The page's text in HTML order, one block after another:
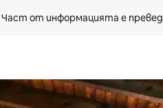
Част от информацията е